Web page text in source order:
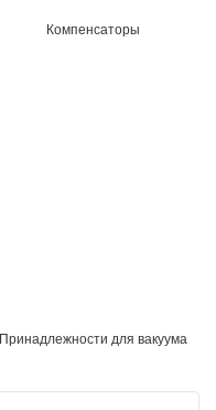
Компенсаторы
Принадлежности для вакуума